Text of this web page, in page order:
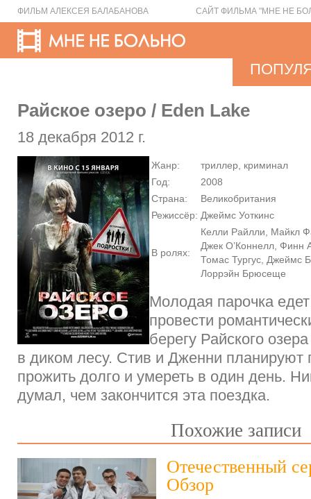
ФИЛЬМ АЛЕКСЕЯ БАЛАБАНОВА САЙТ ФИЛЬМА "МНЕ НЕ
Райское озеро / Eden Lake
18 декабря 2012 г.
Жанр:
триллер, криминал
Год:
2008
Страна:
Великобритания
Режиссёр: Джеймс Уоткинс
В ролях:
Келли Райлли, Майкл
Джек О’Коннелл, Финн
Томас Тургус, Джеймс
Лоррэйн Брюсеще
Молодая парочка
провести
берегу Райского
в диком лесу. Стив и Дженни планируют
прожить долго и умереть в один день.
думал, чем закончится эта поездка.
Похожие записи
Отечественный
Обзор